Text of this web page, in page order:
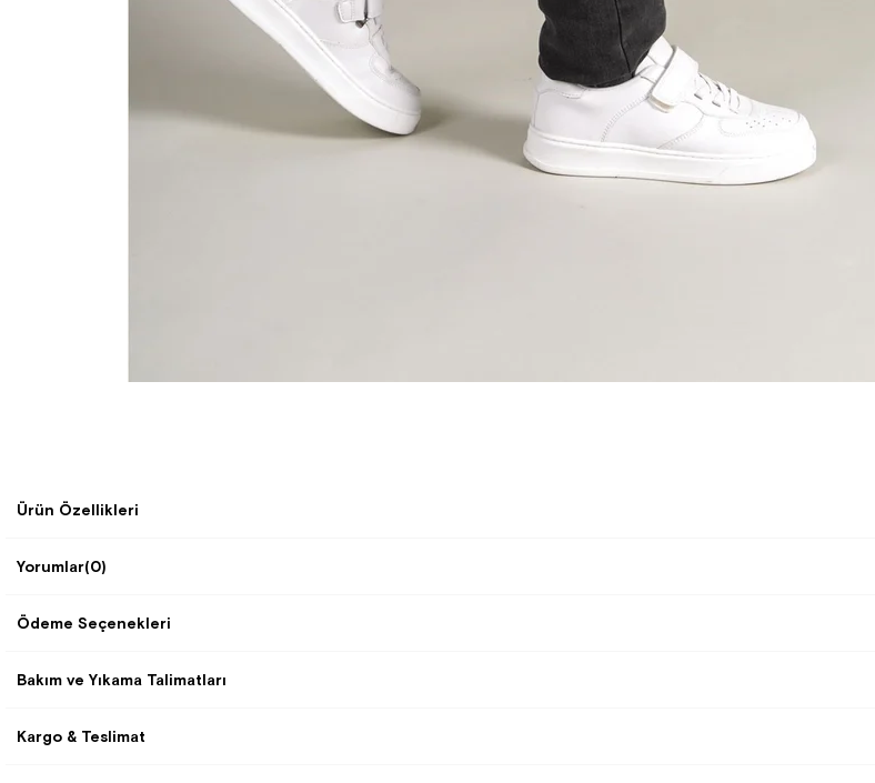
Ürün Özellikleri
Yorumlar(0)
Ödeme Seçenekleri
Bakım ve Yıkama Talimatları
Kargo & Teslimat